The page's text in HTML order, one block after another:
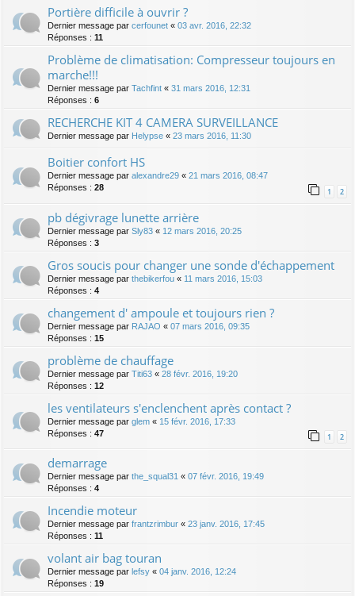
Portière difficile à ouvrir ?
Dernier message par cerfounet « 03 avr. 2016, 22:32
Réponses : 11
Problème de climatisation: Compresseur toujours en
marche!!!
Dernier message par Tachfint « 31 mars 2016, 12:31
Réponses : 6
RECHERCHE KIT 4 CAMERA SURVEILLANCE
Dernier message par Helypse « 23 mars 2016, 11:30
Boitier confort HS
Dernier message par alexandre29 « 21 mars 2016, 08:47
Réponses : 28 1 2
pb dégivrage lunette arrière
Dernier message par Sly83 « 12 mars 2016, 20:25
Réponses : 3
Gros soucis pour changer une sonde d'échappement
Dernier message par thebikerfou « 11 mars 2016, 15:03
Réponses : 4
changement d' ampoule et toujours rien ?
Dernier message par RAJAO « 07 mars 2016, 09:35
Réponses : 15
problème de chauffage
Dernier message par Titi63 « 28 févr. 2016, 19:20
Réponses : 12
les ventilateurs s'enclenchent après contact ?
Dernier message par glem « 15 févr. 2016, 17:33
Réponses : 47 1 2
demarrage
Dernier message par the_squal31 « 07 févr. 2016, 19:49
Réponses : 4
Incendie moteur
Dernier message par frantzrimbur « 23 janv. 2016, 17:45
Réponses : 11
volant air bag touran
Dernier message par lefsy « 04 janv. 2016, 12:24
Réponses : 19